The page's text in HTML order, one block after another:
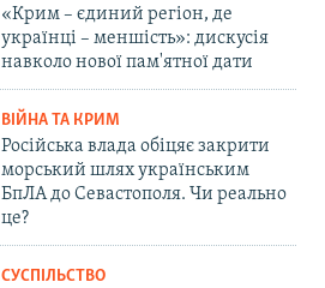
«Крим – єдиний регіон, де
українці – меншість»: дискусія
навколо нової пам'ятної дати
ВІЙНА ТА КРИМ
Російська влада обіцяє закрити
морський шлях українським
БпЛА до Севастополя. Чи реально
це?
СУСПІЛЬСТВО